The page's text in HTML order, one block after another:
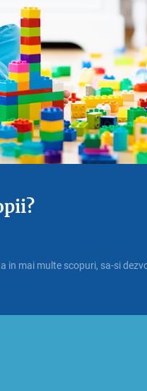
in mai multe scopuri, sa-si